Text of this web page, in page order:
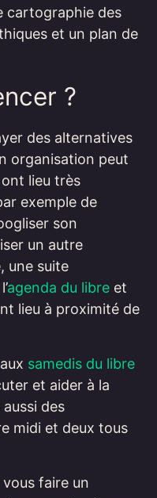
cartographie des
et un plan de
?
des alternatives
organisation peut
lieu très
exemple de
son
un autre
une suite
agenda du libre et
lieu à proximité de
samedis du libre
et aider à la
des
midi et deux tous
faire un